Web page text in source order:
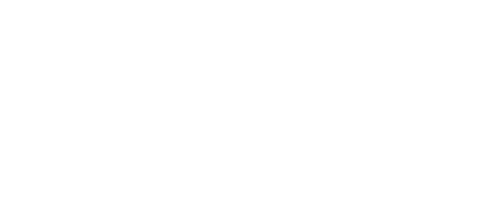
Ми розуміємо, наскільки важливо для вас отримати замовлені товари швидко і безпечно.